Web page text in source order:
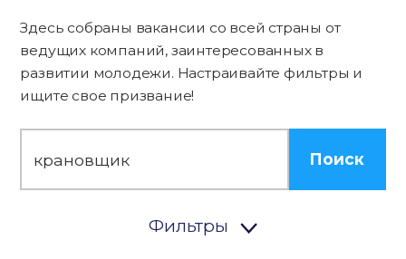
Здесь собраны вакансии со всей страны от
ведущих компаний, заинтересованных в
развитии молодежи. Настраивайте фильтры и
ищите свое призвание!
Поиск
Фильтры